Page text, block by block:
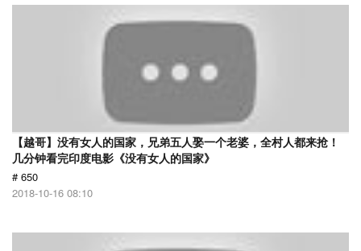
【越哥】没有女人的国家，兄弟五人娶一个老婆，全村人都来抢！
几分钟看完印度电影《没有女人的国家》
# 650
2018-10-16 08:10